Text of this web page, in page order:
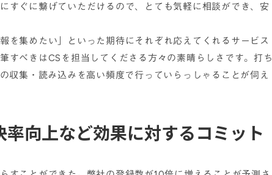
すぐに繋げていただけるので、とても気軽に相談ができ、安
を集めたい」といった期待にそれぞれ応えてくれるサービス
すべきはCSを担当してくださる方々の素晴らしさです。打ち
収集・読み込みを高い頻度で行っていらっしゃることが伺え
率向上など効果に対するコミット